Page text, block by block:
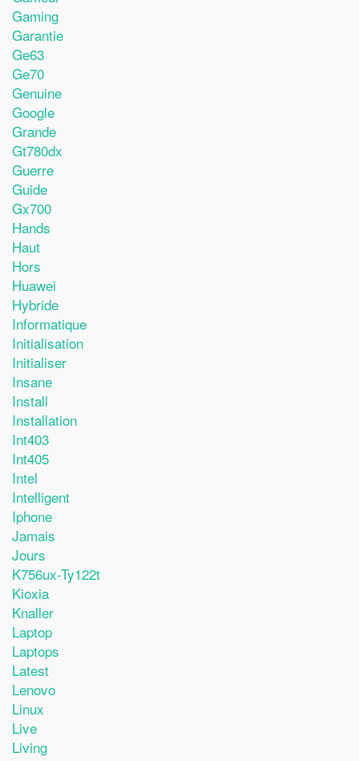
Gaming
Garantie
Ge63
Ge70
Genuine
Google
Grande
Gt780dx
Guerre
Guide
Gx700
Hands
Haut
Hors
Huawei
Hybride
Informatique
Initialisation
Initialiser
Insane
Install
Installation
Int403
Int405
Intel
Intelligent
Iphone
Jamais
Jours
K756ux-Ty122t
Kioxia
Knaller
Laptop
Laptops
Latest
Lenovo
Linux
Live
Living